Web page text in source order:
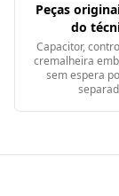
Peças
do
Capacitor,
cremalheira
sem espera